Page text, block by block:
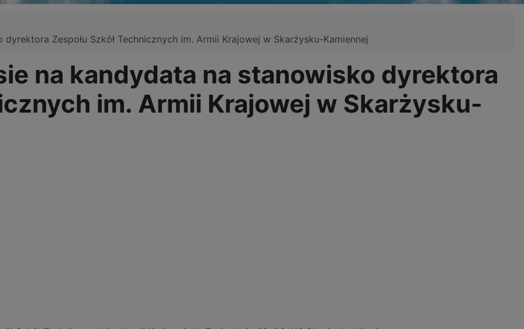
Zespołu Szkół Technicznych im. Armii Krajowej w Skarżysku-Kamiennej
na kandydata na stanowisko dyrektora
im. Armii Krajowej w Skarżysku-